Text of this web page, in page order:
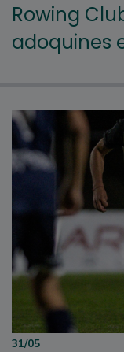
Rowing
adoquines
31/05